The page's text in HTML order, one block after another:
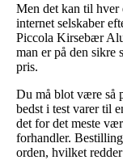
Men det kan til hver
internet selskaber
Piccola Kirsebær
man er på den sikre
pris.
Du må blot være så
bedst i test varer til
det for det meste
forhandler.
orden, hvilket